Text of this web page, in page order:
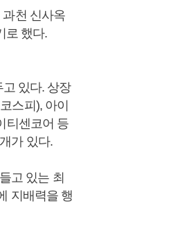
천 신사옥
로 했다.
있다. 상장
스피), 아이
티센코어 등
가 있다.
고 있는 최
지배력을 행